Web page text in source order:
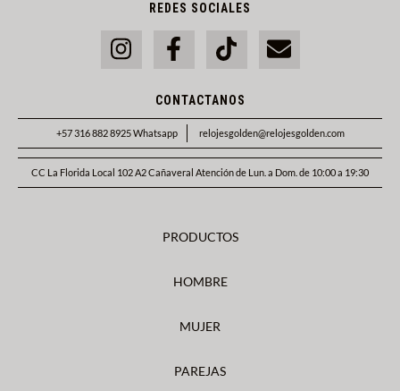
REDES SOCIALES
CONTACTANOS
+57 316 882 8925 Whatsapp relojesgolden@relojesgolden.com
CC La Florida Local 102 A2 Cañaveral Atención de Lun. a Dom. de 10:00 a 19:30
PRODUCTOS
HOMBRE
MUJER
PAREJAS